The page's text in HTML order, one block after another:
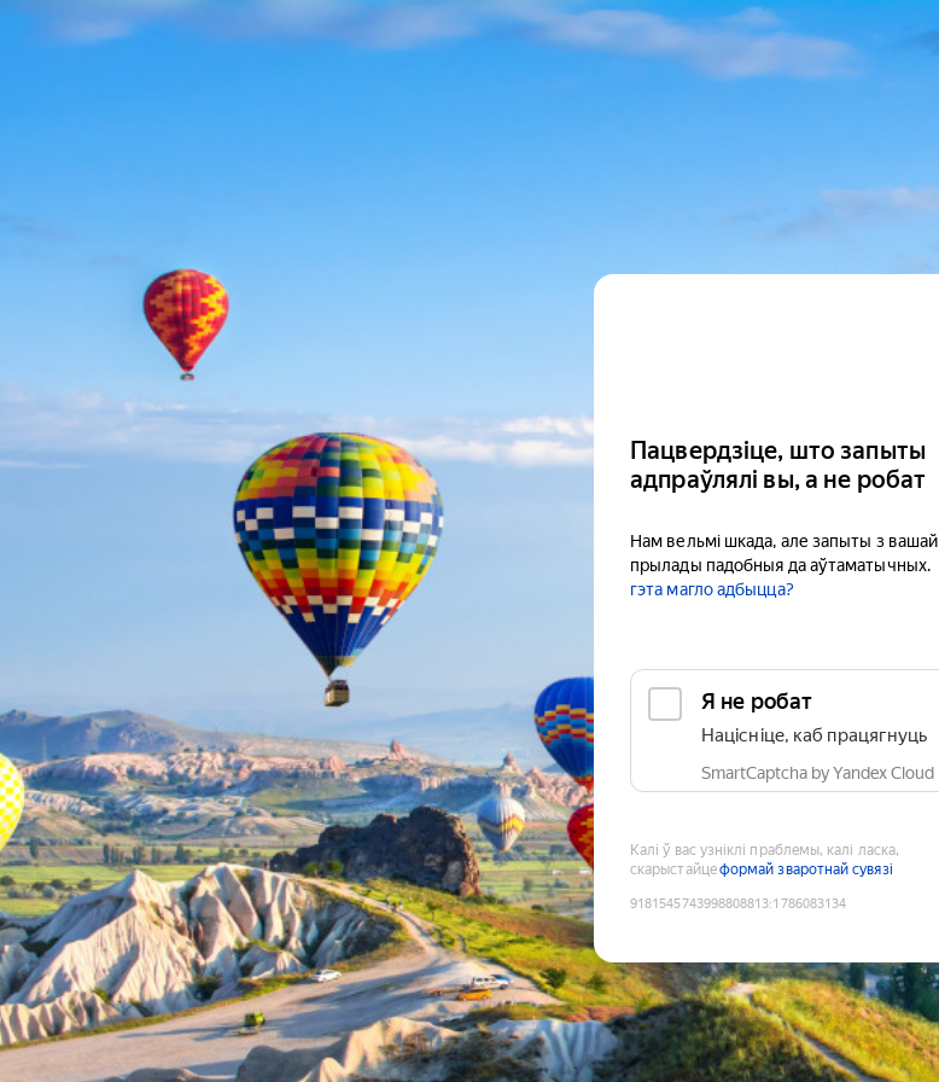
Пацвердзіце, што запыты
адпраўлялі вы, а не робат
Нам вельмі шкада, але запыты з вашай
прылады падобныя да аўтаматычных.
гэта магло адбыцца?
Я не робат
Націсніце, каб працягнуць
SmartCaptcha by Yandex Cloud
Калі ў вас узніклі праблемы, калі ласка,
скарыстайцеформай зваротнай сувязі
9181545743998808813:1786083134